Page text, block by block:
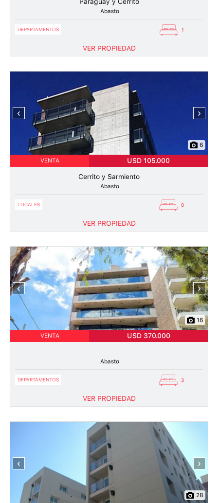
Abasto
DEPARTAMENTOS 1
VER PROPIEDAD
‹ ›
6
VENTA USD 105.000
Cerrito y Sarmiento
Abasto
LOCALES 0
VER PROPIEDAD
‹ ›
16
VENTA USD 370.000
Abasto
DEPARTAMENTOS 3
VER PROPIEDAD
‹ ›
28